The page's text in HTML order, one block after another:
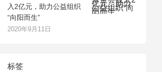
入2亿元，助力公益组织
“向阳而生”
2020年9月11日
标签